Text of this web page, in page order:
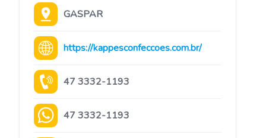
GASPAR
https://kappesconfeccoes.com.br/
47 3332-1193
47 3332-1193